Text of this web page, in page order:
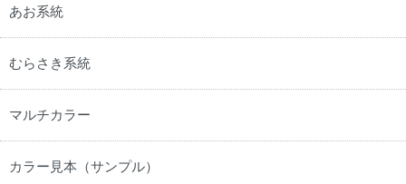
あお系統
むらさき系統
マルチカラー
カラー見本（サンプル）